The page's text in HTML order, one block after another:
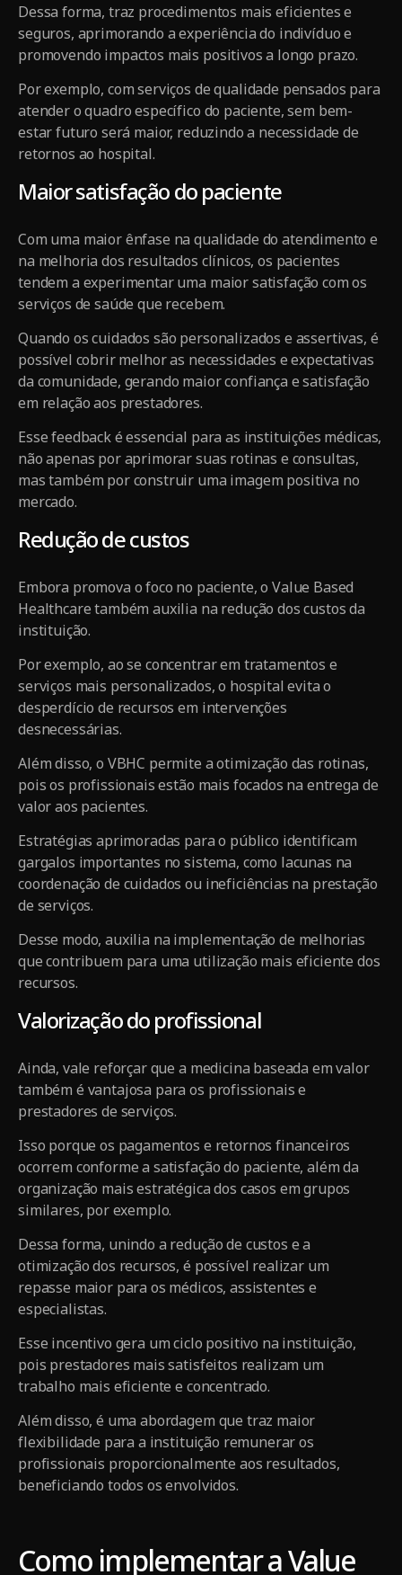
Dessa forma, traz procedimentos mais eficientes e
seguros, aprimorando a experiência do indivíduo e
promovendo impactos mais positivos a longo prazo.
Por exemplo, com serviços de qualidade pensados para
atender o quadro específico do paciente, sem bem-
estar futuro será maior, reduzindo a necessidade de
retornos ao hospital.
Maior satisfação do paciente
Com uma maior ênfase na qualidade do atendimento e
na melhoria dos resultados clínicos, os pacientes
tendem a experimentar uma maior satisfação com os
serviços de saúde que recebem.
Quando os cuidados são personalizados e assertivas, é
possível cobrir melhor as necessidades e expectativas
da comunidade, gerando maior confiança e satisfação
em relação aos prestadores.
Esse feedback é essencial para as instituições médicas,
não apenas por aprimorar suas rotinas e consultas,
mas também por construir uma imagem positiva no
mercado.
Redução de custos
Embora promova o foco no paciente, o Value Based
Healthcare também auxilia na redução dos custos da
instituição.
Por exemplo, ao se concentrar em tratamentos e
serviços mais personalizados, o hospital evita o
desperdício de recursos em intervenções
desnecessárias.
Além disso, o VBHC permite a otimização das rotinas,
pois os profissionais estão mais focados na entrega de
valor aos pacientes.
Estratégias aprimoradas para o público identificam
gargalos importantes no sistema, como lacunas na
coordenação de cuidados ou ineficiências na prestação
de serviços.
Desse modo, auxilia na implementação de melhorias
que contribuem para uma utilização mais eficiente dos
recursos.
Valorização do profissional
Ainda, vale reforçar que a medicina baseada em valor
também é vantajosa para os profissionais e
prestadores de serviços.
Isso porque os pagamentos e retornos financeiros
ocorrem conforme a satisfação do paciente, além da
organização mais estratégica dos casos em grupos
similares, por exemplo.
Dessa forma, unindo a redução de custos e a
otimização dos recursos, é possível realizar um
repasse maior para os médicos, assistentes e
especialistas.
Esse incentivo gera um ciclo positivo na instituição,
pois prestadores mais satisfeitos realizam um
trabalho mais eficiente e concentrado.
Além disso, é uma abordagem que traz maior
flexibilidade para a instituição remunerar os
profissionais proporcionalmente aos resultados,
beneficiando todos os envolvidos.
Como implementar a Value